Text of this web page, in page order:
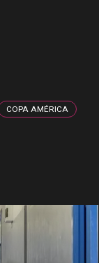
COPA AMÉRICA